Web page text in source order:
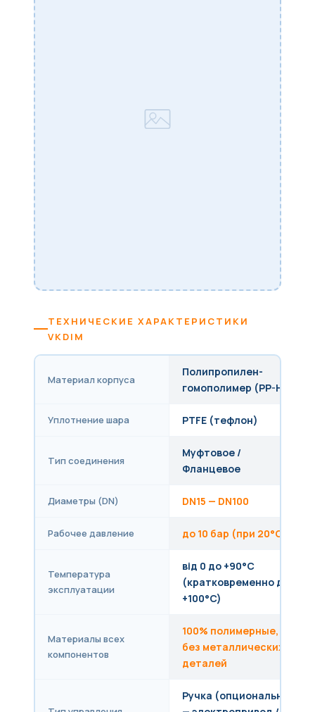
ТЕХНИЧЕСКИЕ ХАРАКТЕРИСТИКИ
VKDIM
Материал корпуса
Полипропилен-
гомополимер (PP-H)
Уплотнение шара PTFE (тефлон)
Тип соединения
Муфтовое /
Фланцевое
Диаметры (DN) DN15 — DN100
Рабочее давление до 10 бар (при 20°C)
Температура
эксплуатации
від 0 до +90°C
(кратковременно до
+100°C)
Материалы всех
компонентов
100% полимерные,
без металлических
деталей
Ручка (опционально